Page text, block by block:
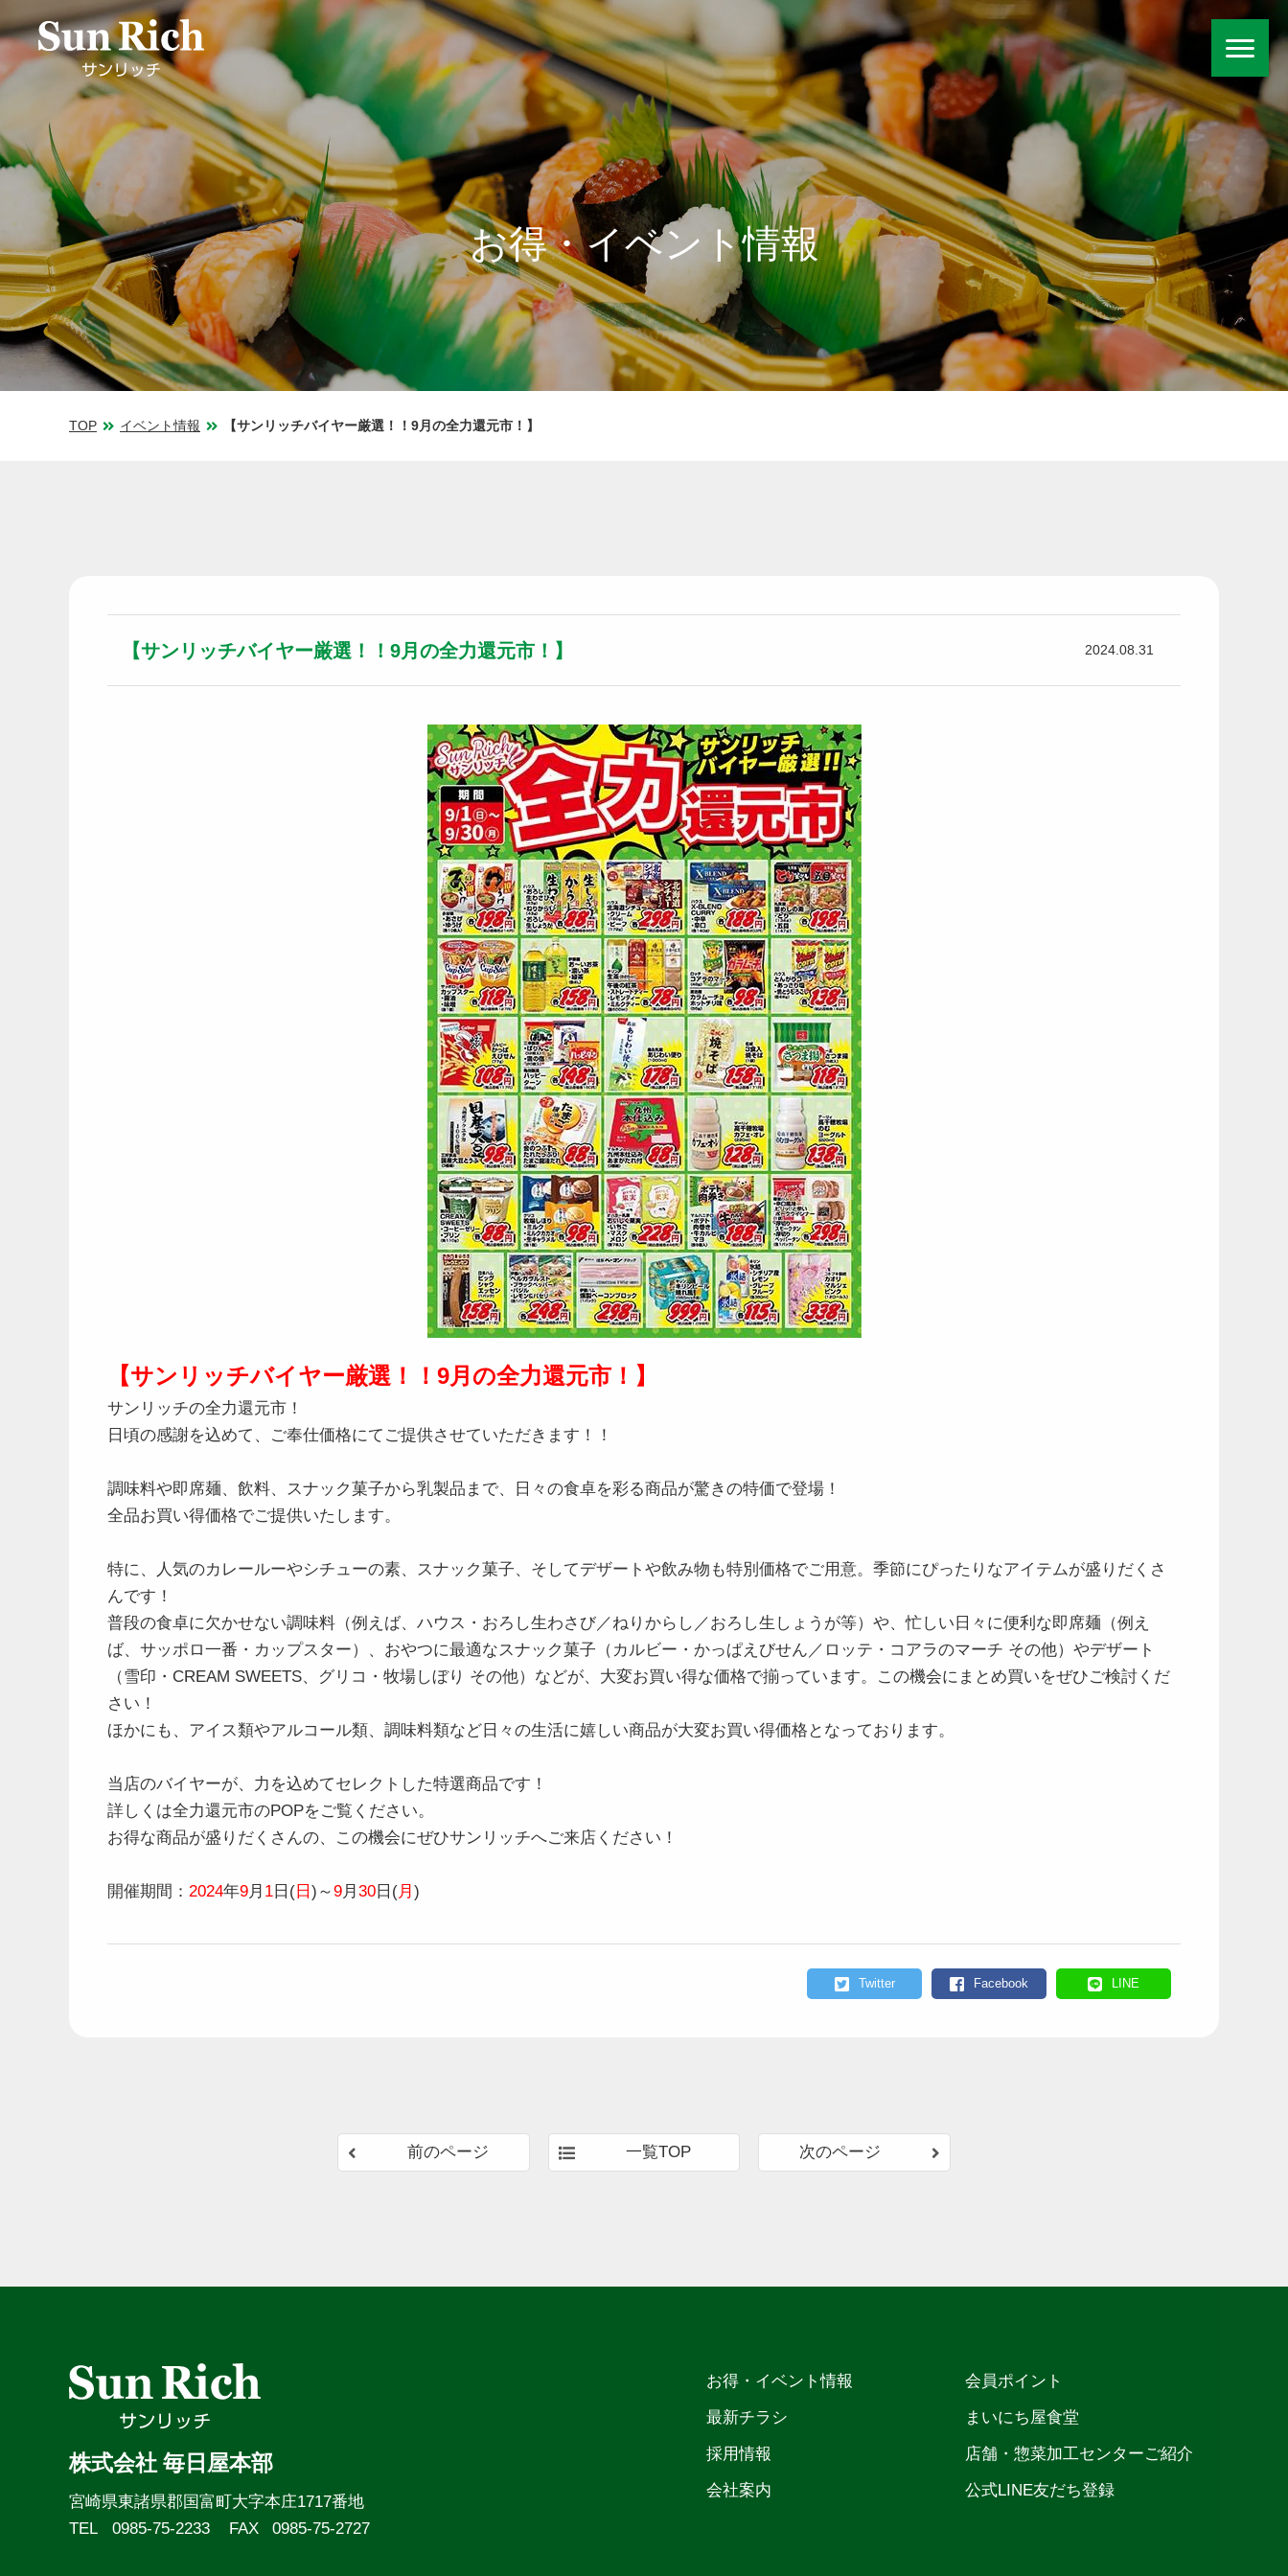
お得・イベント情報
TOP イベント情報 【サンリッチバイヤー厳選！！9月の全力還元市！】
【サンリッチバイヤー厳選！！9月の全力還元市！】 2024.08.31
【サンリッチバイヤー厳選！！9月の全力還元市！】
サンリッチの全力還元市！
日頃の感謝を込めて、ご奉仕価格にてご提供させていただきます！！
調味料や即席麺、飲料、スナック菓子から乳製品まで、日々の食卓を彩る商品が驚きの特価で登場！
全品お買い得価格でご提供いたします。
特に、人気のカレールーやシチューの素、スナック菓子、そしてデザートや飲み物も特別価格でご用意。季節にぴったりなアイテムが盛りだくさ
んです！
普段の食卓に欠かせない調味料（例えば、ハウス・おろし生わさび／ねりからし／おろし生しょうが等）や、忙しい日々に便利な即席麺（例え
ば、サッポロ一番・カップスター）、おやつに最適なスナック菓子（カルビー・かっぱえびせん／ロッテ・コアラのマーチ その他）やデザート
（雪印・CREAM SWEETS、グリコ・牧場しぼり その他）などが、大変お買い得な価格で揃っています。この機会にまとめ買いをぜひご検討くだ
さい！
ほかにも、アイス類やアルコール類、調味料類など日々の生活に嬉しい商品が大変お買い得価格となっております。
当店のバイヤーが、力を込めてセレクトした特選商品です！
詳しくは全力還元市のPOPをご覧ください。
お得な商品が盛りだくさんの、この機会にぜひサンリッチへご来店ください！
開催期間： 2024年9月 1 日( 日 )～9月 30 日(月 )
Twitter Facebook LINE
前のページ 一覧TOP 次のページ
株式会社 毎日屋本部
宮崎県東諸県郡国富町大字本庄1717番地
TEL
0985-75-2233 FAX 0985-75-2727
お得・イベント情報
会員ポイント
最新チラシ
まいにち屋食堂
採用情報
店舗・惣菜加工センターご紹介
会社案内
公式LINE友だち登録